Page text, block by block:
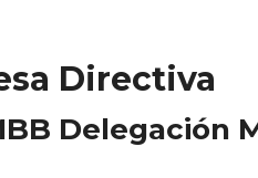
Directiva
Delegación